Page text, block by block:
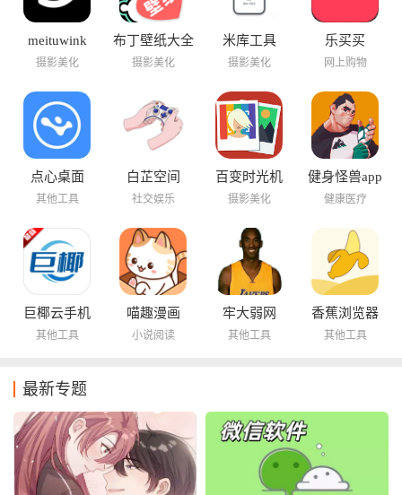
meituwink
摄影美化
布丁壁纸大全
摄影美化
米库工具
摄影美化
乐买买
网上购物
点心桌面
其他工具
白芷空间
社交娱乐
百变时光机
摄影美化
健身怪兽app
健康医疗
巨椰云手机
其他工具
喵趣漫画
小说阅读
牢大弱网
其他工具
香蕉浏览器
其他工具
最新专题